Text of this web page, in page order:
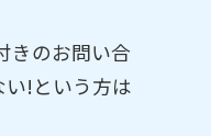
きのお問い合
!という方は